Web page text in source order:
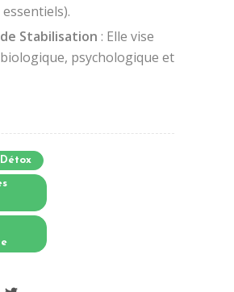
Stabilisation : Elle vise
psychologique et
Détox